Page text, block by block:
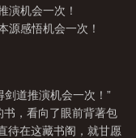
演机会一次！
源感悟机会一次！
剑道推演机会一次！”
，看向了眼前背著包
待在这藏书阁，就甘愿